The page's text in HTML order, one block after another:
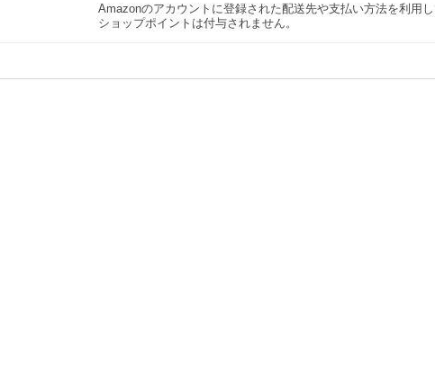
Amazonのアカウントに登録された配送先や支払い方法を利用し
ショップポイントは付与されません。